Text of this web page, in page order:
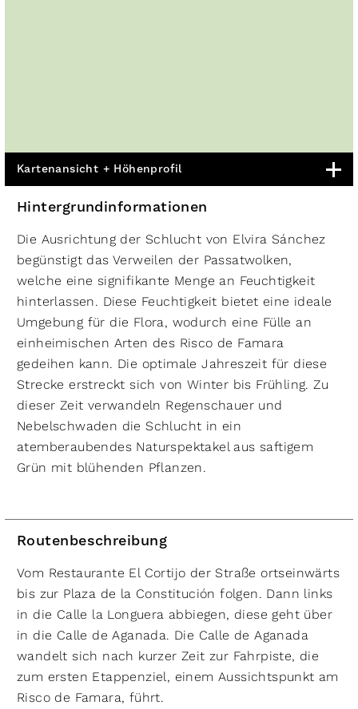
Kartenansicht + Höhenprofil
Hintergrundinformationen
Die Ausrichtung der Schlucht von Elvira Sánchez
begünstigt das Verweilen der Passatwolken,
welche eine signifikante Menge an Feuchtigkeit
hinterlassen. Diese Feuchtigkeit bietet eine ideale
Umgebung für die Flora, wodurch eine Fülle an
einheimischen Arten des Risco de Famara
gedeihen kann. Die optimale Jahreszeit für diese
Strecke erstreckt sich von Winter bis Frühling. Zu
dieser Zeit verwandeln Regenschauer und
Nebelschwaden die Schlucht in ein
atemberaubendes Naturspektakel aus saftigem
Grün mit blühenden Pflanzen.
Routenbeschreibung
Vom Restaurante El Cortijo der Straße ortseinwärts
bis zur Plaza de la Constitución folgen. Dann links
in die Calle la Longuera abbiegen, diese geht über
in die Calle de Aganada. Die Calle de Aganada
wandelt sich nach kurzer Zeit zur Fahrpiste, die
zum ersten Etappenziel, einem Aussichtspunkt am
Risco de Famara, führt.